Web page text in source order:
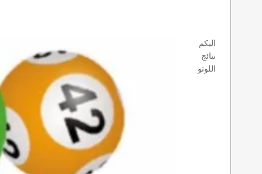
اليكم
نتائج
اللوتو